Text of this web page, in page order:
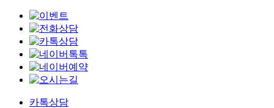
카톡상담